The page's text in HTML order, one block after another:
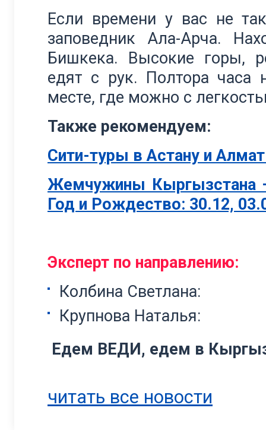
Если времени у вас не
заповедник Ала-Арча.
Бишкека. Высокие горы,
едят с рук. Полтора
месте, где можно с
Также рекомендуем:
Сити-туры в Астану и
Жемчужины Кыргызстана
Год и Рождество: 30.12,
Эксперт по направлению:
Колбина Светлана:
Крупнова Наталья:
Едем ВЕДИ, едем в
читать все новости